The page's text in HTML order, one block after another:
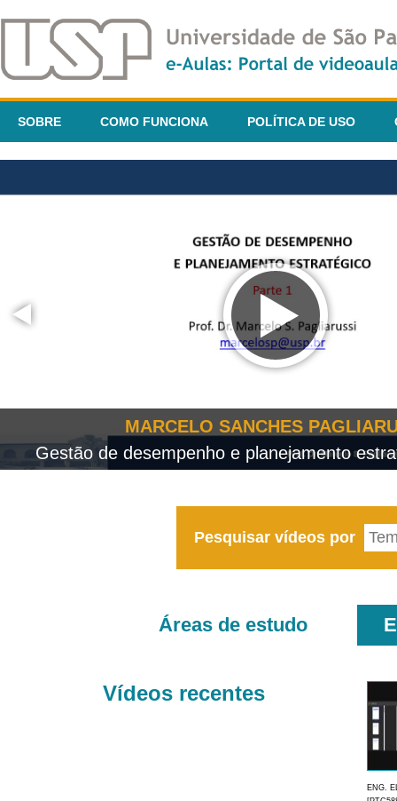
SOBRE COMO FUNCIONA POLÍTICA DE USO
MARCELO SANCHES
Gestão de desempenho e planejamento
Pesquisar vídeos por
Áreas de estudo
Vídeos recentes
ENG.